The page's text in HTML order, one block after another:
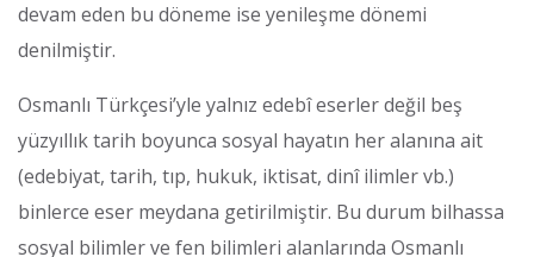
devam eden bu döneme ise yenileşme dönemi
denilmiştir.
Osmanlı Türkçesi’yle yalnız edebî eserler değil beş
yüzyıllık tarih boyunca sosyal hayatın her alanına ait
(edebiyat, tarih, tıp, hukuk, iktisat, dinî ilimler vb.)
binlerce eser meydana getirilmiştir. Bu durum bilhassa
sosyal bilimler ve fen bilimleri alanlarında Osmanlı